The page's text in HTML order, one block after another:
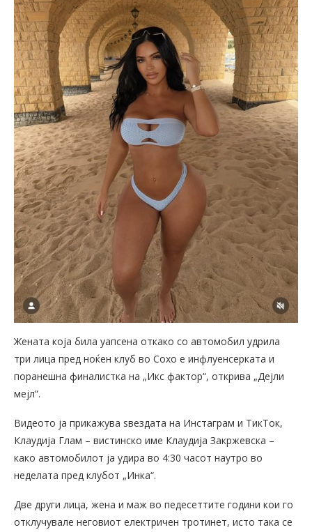
Жената која била уапсена откако со автомобил удрила
три лица пред ноќен клуб во Сохо е инфлуенсерката и
поранешна финалистка на „Икс фактор“, открива „Дејли
мејл“.
Видеото ја прикажува ѕвездата на Инстаграм и ТикТок,
Клаудија Глам – вистинско име Клаудија Закржевска –
како автомобилот ја удира во 4:30 часот наутро во
неделата пред клубот „Инка“.
Две други лица, жена и маж во педесеттите години кои го
отклучувале неговиот електричен тротинет, исто така се